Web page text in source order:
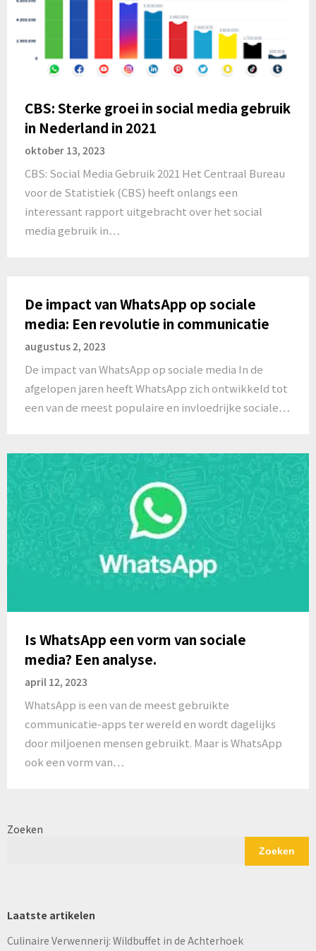
CBS: Sterke groei in social media gebruik
in Nederland in 2021
oktober 13, 2023
CBS: Social Media Gebruik 2021 Het Centraal Bureau
voor de Statistiek (CBS) heeft onlangs een
interessant rapport uitgebracht over het social
media gebruik in…
De impact van WhatsApp op sociale
media: Een revolutie in communicatie
augustus 2, 2023
De impact van WhatsApp op sociale media In de
afgelopen jaren heeft WhatsApp zich ontwikkeld tot
een van de meest populaire en invloedrijke sociale…
Is WhatsApp een vorm van sociale
media? Een analyse.
april 12, 2023
WhatsApp is een van de meest gebruikte
communicatie-apps ter wereld en wordt dagelijks
door miljoenen mensen gebruikt. Maar is WhatsApp
ook een vorm van…
Zoeken
Zoeken
Laatste artikelen
Culinaire Verwennerij: Wildbuffet in de Achterhoek